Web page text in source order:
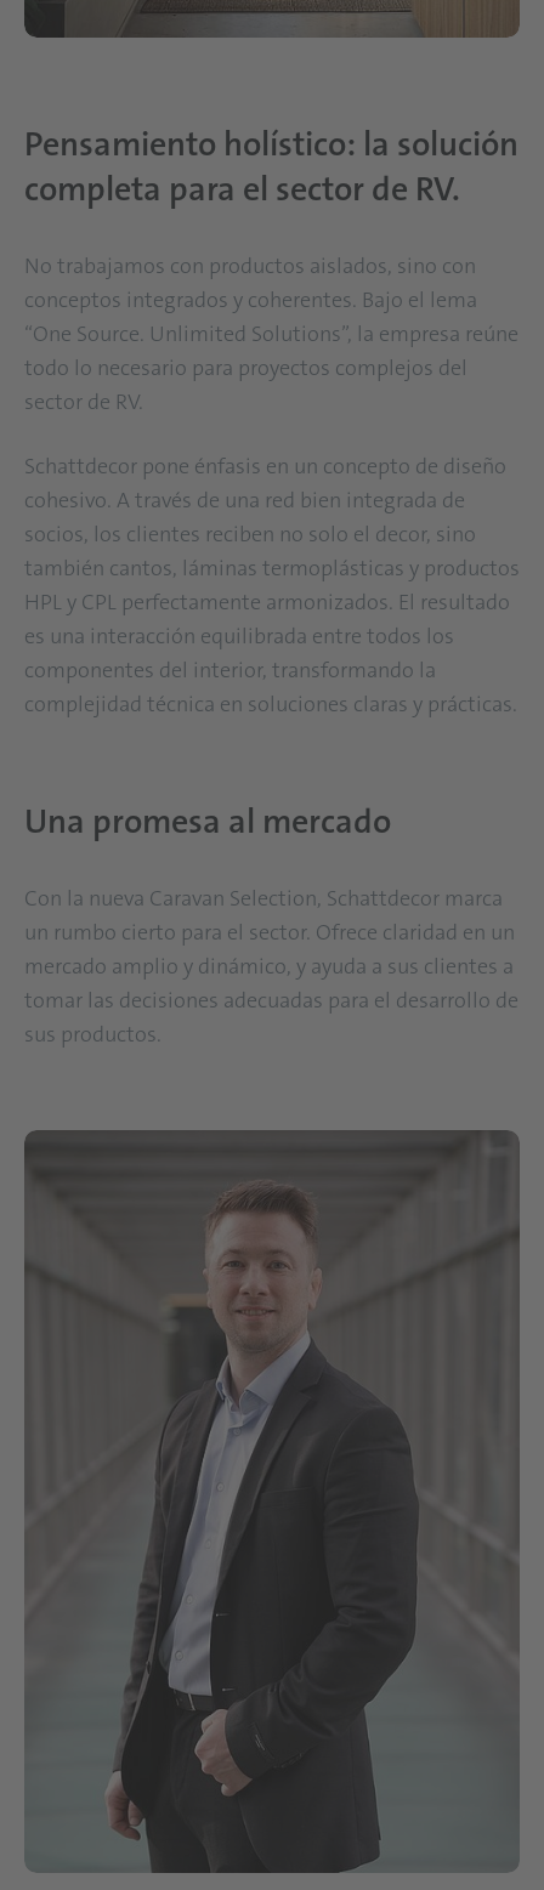
Pensamiento holístico: la solución
completa para el sector de RV.
No trabajamos con productos aislados, sino con
conceptos integrados y coherentes. Bajo el lema
“One Source. Unlimited Solutions”, la empresa reúne
todo lo necesario para proyectos complejos del
sector de RV.
Schattdecor pone énfasis en un concepto de diseño
cohesivo. A través de una red bien integrada de
socios, los clientes reciben no solo el decor, sino
también cantos, láminas termoplásticas y productos
HPL y CPL perfectamente armonizados. El resultado
es una interacción equilibrada entre todos los
componentes del interior, transformando la
complejidad técnica en soluciones claras y prácticas.
Una promesa al mercado
Con la nueva Caravan Selection, Schattdecor marca
un rumbo cierto para el sector. Ofrece claridad en un
mercado amplio y dinámico, y ayuda a sus clientes a
tomar las decisiones adecuadas para el desarrollo de
sus productos.